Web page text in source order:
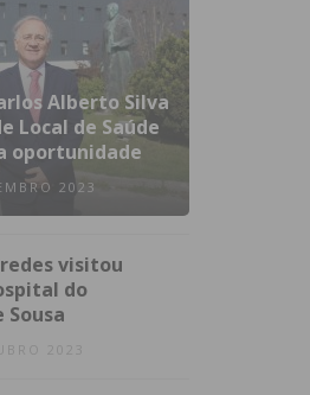
Alberto Silva
Local de Saúde
oportunidade
2023
visitou
do
Sousa
2023